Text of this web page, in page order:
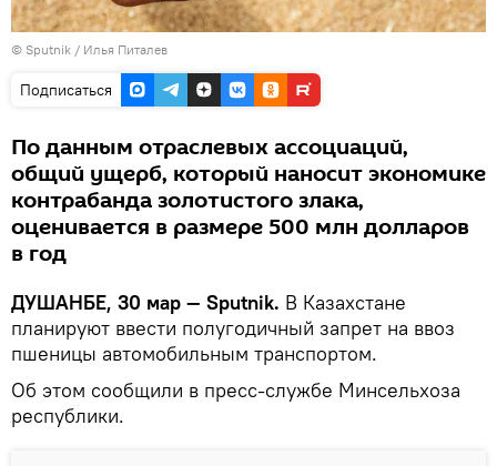
© Sputnik / Илья Питалев
Подписаться
По данным отраслевых ассоциаций,
общий ущерб, который наносит экономике
контрабанда золотистого злака,
оценивается в размере 500 млн долларов
в год
ДУШАНБЕ, 30 мар — Sputnik. В Казахстане
планируют ввести полугодичный запрет на ввоз
пшеницы автомобильным транспортом.
Об этом сообщили в пресс-службе Минсельхоза
республики.